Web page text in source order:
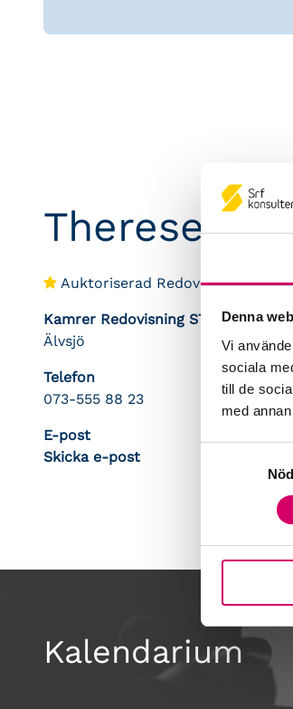
Denna
Vi
sociala
till de
med
Therese
Auktoriserad
Kamrer Redovisning STHLM AB
Älvsjö
Telefon
073-555 88 23
E-post
Skicka e-post
Kalendarium